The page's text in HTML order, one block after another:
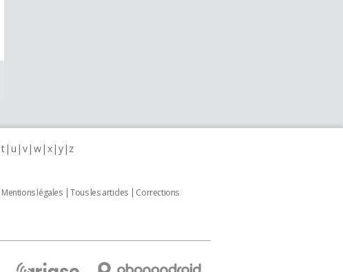
t u v w x y z
Mentions légales Tous les articles
Corrections